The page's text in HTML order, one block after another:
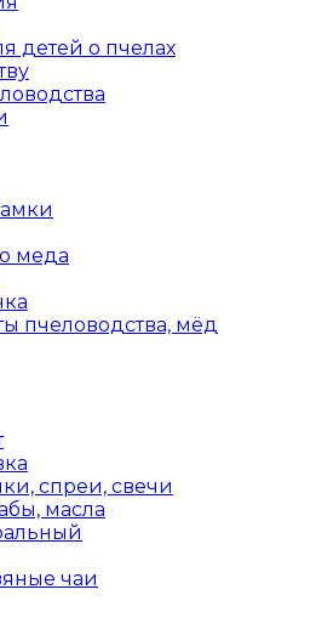
детей о пчелах
меда
пчеловодства, мёд
спреи, свечи
масла
чаи